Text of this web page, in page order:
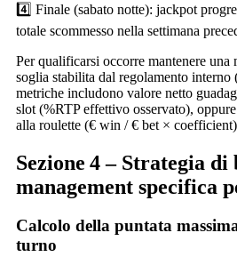
4️⃣ Finale (sabato notte): jackpot
totale scommesso nella settimana
Per qualificarsi occorre mantenere una
soglia stabilita dal regolamento interno
metriche includono valore netto
slot (%RTP effettivo osservato),
alla roulette (€ win / € bet ×
Sezione 4 – Strategia
management specifica
Calcolo della puntata
turno